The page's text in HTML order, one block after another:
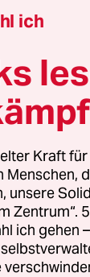
der Sitar
Peppi
Nikhil
spielt
Uhr,
ich
Kraft
Menschen,
unsere
Zentrum“.
ich gehen